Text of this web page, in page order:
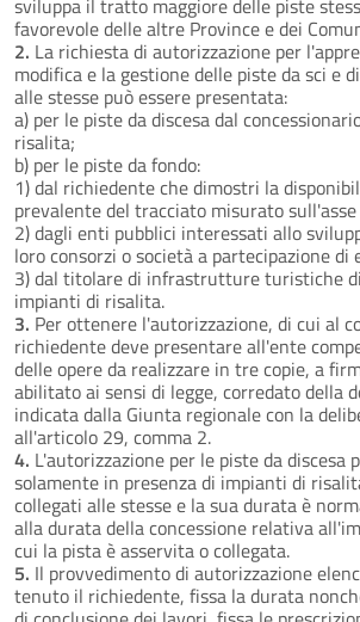
favorevole delle altre Province e dei
2. La richiesta di autorizzazione per
modifica e la gestione delle piste da sci e
alle stesse può essere presentata:
a) per le piste da discesa dal
risalita;
b) per le piste da fondo:
1) dal richiedente che dimostri la
prevalente del tracciato misurato
2) dagli enti pubblici interessati allo
loro consorzi o società a partecipazione di
3) dal titolare di infrastrutture turistiche
impianti di risalita.
3. Per ottenere l'autorizzazione, di cui al
richiedente deve presentare all'ente
delle opere da realizzare in tre copie, a
abilitato ai sensi di legge, corredato della
indicata dalla Giunta regionale con la
all'articolo 29, comma 2.
4. L'autorizzazione per le piste da discesa
solamente in presenza di impianti di
collegati alle stesse e la sua durata è
alla durata della concessione relativa
cui la pista è asservita o collegata.
5. Il provvedimento di autorizzazione
tenuto il richiedente, fissa la durata